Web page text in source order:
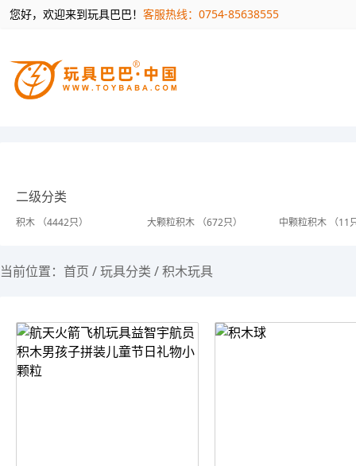
您好，欢迎来到玩具巴巴！ 客服热线：0754-85638555
二级分类
积木 （4442只） 大颗粒积木 （672只） 中颗粒积木 （11
当前位置： 首页 /玩具分类 /积木玩具